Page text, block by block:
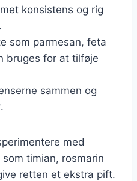
konsistens og rig
som parmesan, feta
bruges for at tilføje
sammen og
med
timian, rosmarin
retten et ekstra pift.